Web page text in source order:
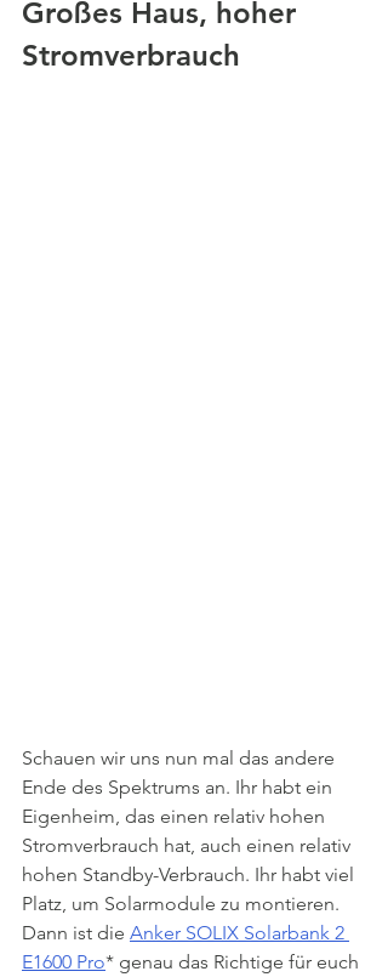
Großes Haus, hoher
Stromverbrauch
Schauen wir uns nun mal das andere
Ende des Spektrums an. Ihr habt ein
Eigenheim, das einen relativ hohen
Stromverbrauch hat, auch einen relativ
hohen Standby-Verbrauch. Ihr habt viel
Platz, um Solarmodule zu montieren.
Dann ist die Anker SOLIX Solarbank 2
E1600 Pro* genau das Richtige für euch